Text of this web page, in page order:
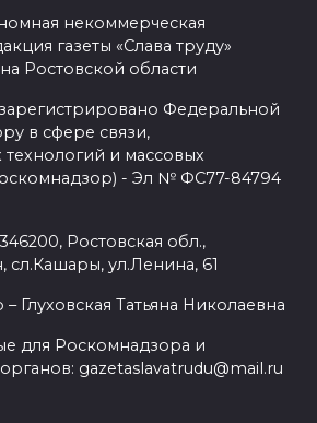
некоммерческая
газеты «Слава труду»
Ростовской области
Федеральной
в сфере связи,
и массовых
- Эл № ФС77-84794
Ростовская обл.,
ул.Ленина, 61
Глуховская Татьяна Николаевна
для Роскомнадзора и
gazetaslavatrudu@mail.ru